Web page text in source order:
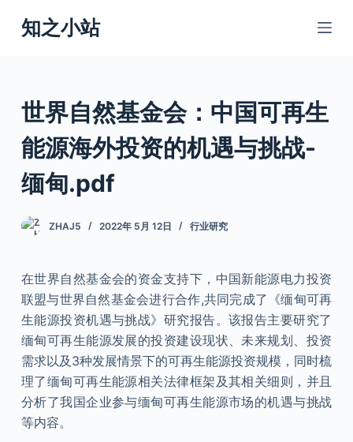
跳
过
知之小站
世界自然基金会：中国可再生
能源海外投资的机遇与挑战-
缅甸.pdf
ZHAJ5 2022年 5月 12日 行业研究
在世界自然基金会的资金支持下，中国新能源电力投资
联盟与世界自然基金会进行合作,共同完成了《缅甸可再
生能源投资机遇与挑战》研究报告。该报告主要研究了
缅甸可再生能源发展的投资建设现状、未来规划、投资
需求以及3种发展情景下的可再生能源投资规模，同时梳
理了缅甸可再生能源相关法律框架及其相关细则，并且
分析了我国企业参与缅甸可再生能源市场的机遇与挑战
等内容。